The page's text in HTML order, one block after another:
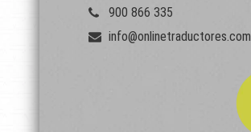
900 866 335
info@onlinetraductores.com